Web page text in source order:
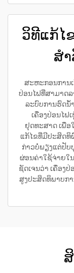
ວິທີແກ້ໄ
ສ
ສະຫະກອນການ
ປ່ອນໄຟທີ່ສາມາດລ
ລະບົບການຮົດນ້
ເຄື່ອງປ່ອນໄຟ
ຢຸດທະສາດ ເພື່ອ
ແກ້ໄຂທີ່ມີປະສິດທິ
ກ່າວບໍ່ພຽງແຕ່ປັບ
ຜ່ອນຄ່າໃຊ້ຈ່າຍໃ
ຊັດເຈນວ່າ ເຄື່ອງ
ສູງປະສິດທິພາບກ